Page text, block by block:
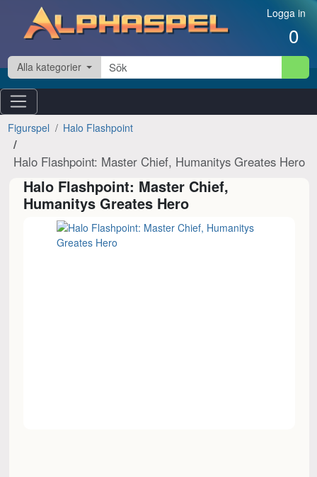
Hoppa till innehåll Logga in
0
Alla kategorier
Figurspel Halo Flashpoint
Halo Flashpoint: Master Chief, Humanitys Greates Hero
Halo Flashpoint: Master Chief,
Humanitys Greates Hero